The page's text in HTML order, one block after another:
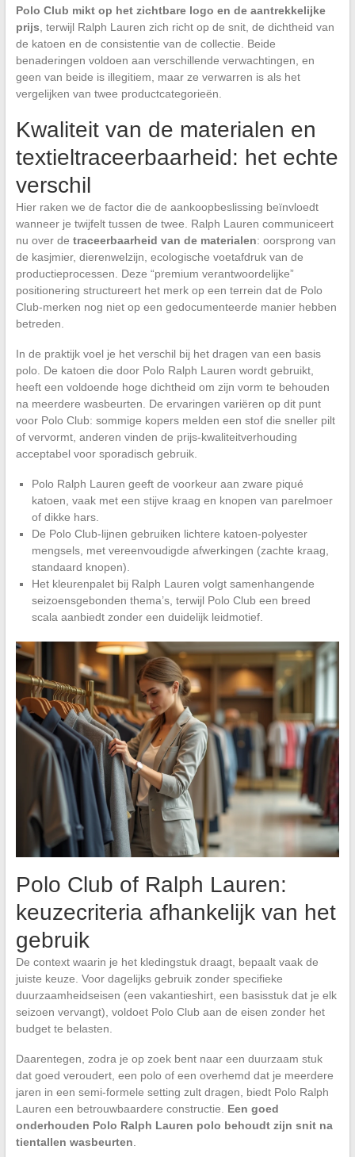
Polo Club mikt op het zichtbare logo en de aantrekkelijke
prijs , terwijl Ralph Lauren zich richt op de snit, de dichtheid van
de katoen en de consistentie van de collectie. Beide
benaderingen voldoen aan verschillende verwachtingen, en
geen van beide is illegitiem, maar ze verwarren is als het
vergelijken van twee productcategorieën.
Kwaliteit van de materialen en
textieltraceerbaarheid: het echte
verschil
Hier raken we de factor die de aankoopbeslissing beïnvloedt
wanneer je twijfelt tussen de twee. Ralph Lauren communiceert
nu over de traceerbaarheid van de materialen: oorsprong van
de kasjmier, dierenwelzijn, ecologische voetafdruk van de
productieprocessen. Deze “premium verantwoordelijke”
positionering structureert het merk op een terrein dat de Polo
Club-merken nog niet op een gedocumenteerde manier hebben
betreden.
In de praktijk voel je het verschil bij het dragen van een basis
polo. De katoen die door Polo Ralph Lauren wordt gebruikt,
heeft een voldoende hoge dichtheid om zijn vorm te behouden
na meerdere wasbeurten. De ervaringen variëren op dit punt
voor Polo Club: sommige kopers melden een stof die sneller pilt
of vervormt, anderen vinden de prijs-kwaliteitverhouding
acceptabel voor sporadisch gebruik.
Polo Ralph Lauren geeft de voorkeur aan zware piqué
katoen, vaak met een stijve kraag en knopen van parelmoer
of dikke hars.
De Polo Club-lijnen gebruiken lichtere katoen-polyester
mengsels, met vereenvoudigde afwerkingen (zachte kraag,
standaard knopen).
Het kleurenpalet bij Ralph Lauren volgt samenhangende
seizoensgebonden thema’s, terwijl Polo Club een breed
scala aanbiedt zonder een duidelijk leidmotief.
Polo Club of Ralph Lauren:
keuzecriteria afhankelijk van het
gebruik
De context waarin je het kledingstuk draagt, bepaalt vaak de
juiste keuze. Voor dagelijks gebruik zonder specifieke
duurzaamheidseisen (een vakantieshirt, een basisstuk dat je elk
seizoen vervangt), voldoet Polo Club aan de eisen zonder het
budget te belasten.
Daarentegen, zodra je op zoek bent naar een duurzaam stuk
dat goed veroudert, een polo of een overhemd dat je meerdere
jaren in een semi-formele setting zult dragen, biedt Polo Ralph
Lauren een betrouwbaardere constructie. Een goed
onderhouden Polo Ralph Lauren polo behoudt zijn snit na
tientallen wasbeurten.